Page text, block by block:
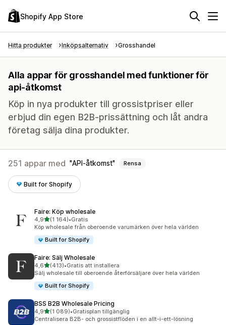
Shopify App Store
Hitta produkter Inköpsalternativ Grosshandel
Alla appar för grosshandel med funktioner för
api-åtkomst
Köp in nya produkter till grossistpriser eller
erbjud din egen B2B-prissättning och låt andra
företag sälja dina produkter.
251 appar med API-åtkomst Rensa
Built for Shopify
Faire: Köp wholesale
4,9av 5 stjärnor
(1 164)
1164 recensioner totalt
•Gratis
Köp wholesale från oberoende varumärken över hela världen
Built for Shopify
Faire: Sälj Wholesale
4,6av 5 stjärnor
(413)
413 recensioner totalt
•Gratis att installera
Sälj wholesale till oberoende återförsäljare över hela världen
Built for Shopify
BSS B2B Wholesale Pricing
4,9av 5 stjärnor
(1 089)
1089 recensioner totalt
•Gratisplan tillgänglig
Centralisera B2B- och grossistflöden i en allt-i-ett-lösning